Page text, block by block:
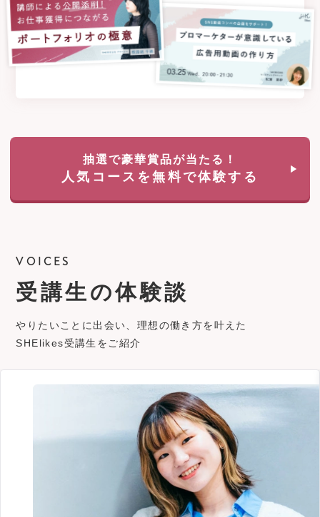
抽選で豪華賞品が当たる！
人気コースを無料で体験する
VOICES
受講生の体験談
やりたいことに出会い、理想の働き方を叶えた
SHElikes受講生をご紹介